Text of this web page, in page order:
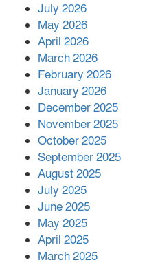
পর
July 2026
May 2026
April 2026
March 2026
February 2026
January 2026
December 2025
November 2025
October 2025
September 2025
August 2025
July 2025
June 2025
May 2025
April 2025
March 2025